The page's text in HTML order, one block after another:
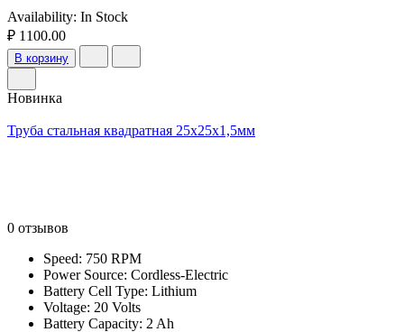
Availability: In Stock
₽ 1100.00
В корзину
Новинка
Труба стальная квадратная 25х25х1,5мм
0 отзывов
Speed: 750 RPM
Power Source: Cordless-Electric
Battery Cell Type: Lithium
Voltage: 20 Volts
Battery Capacity: 2 Ah